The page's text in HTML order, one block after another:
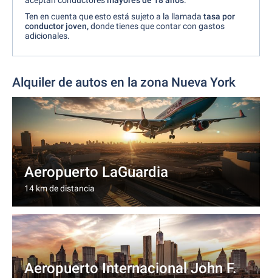
Ten en cuenta que esto está sujeto a la llamada tasa por
conductor joven,donde tienes que contar con gastos
adicionales.
Alquiler de autos en la zona Nueva York
Aeropuerto LaGuardia
14 km de distancia
Aeropuerto Internacional John F.